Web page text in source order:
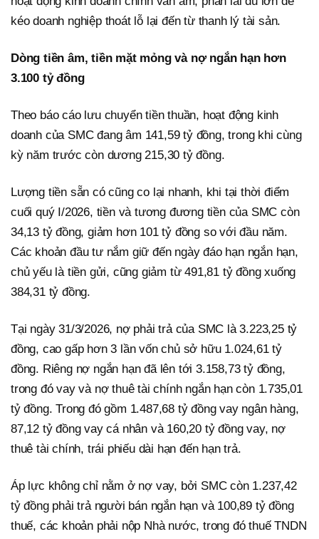
kéo doanh nghiệp thoát lỗ lại đến từ thanh lý tài sản.
Dòng tiền âm, tiền mặt mỏng và nợ ngắn hạn hơn
3.100 tỷ đồng
Theo báo cáo lưu chuyển tiền thuần, hoạt động kinh
doanh của SMC đang âm 141,59 tỷ đồng, trong khi cùng
kỳ năm trước còn dương 215,30 tỷ đồng.
Lượng tiền sẵn có cũng co lại nhanh, khi tại thời điểm
cuối quý I/2026, tiền và tương đương tiền của SMC còn
34,13 tỷ đồng, giảm hơn 101 tỷ đồng so với đầu năm.
Các khoản đầu tư nắm giữ đến ngày đáo hạn ngắn hạn,
chủ yếu là tiền gửi, cũng giảm từ 491,81 tỷ đồng xuống
384,31 tỷ đồng.
Tại ngày 31/3/2026, nợ phải trả của SMC là 3.223,25 tỷ
đồng, cao gấp hơn 3 lần vốn chủ sở hữu 1.024,61 tỷ
đồng. Riêng nợ ngắn hạn đã lên tới 3.158,73 tỷ đồng,
trong đó vay và nợ thuê tài chính ngắn hạn còn 1.735,01
tỷ đồng. Trong đó gồm 1.487,68 tỷ đồng vay ngân hàng,
87,12 tỷ đồng vay cá nhân và 160,20 tỷ đồng vay, nợ
thuê tài chính, trái phiếu dài hạn đến hạn trả.
Áp lực không chỉ nằm ở nợ vay, bởi SMC còn 1.237,42
tỷ đồng phải trả người bán ngắn hạn và 100,89 tỷ đồng
thuế, các khoản phải nộp Nhà nước, trong đó thuế TNDN